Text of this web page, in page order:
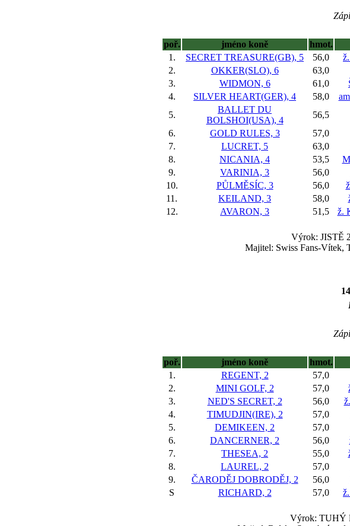
poř.
jméno koně hmot.
1.
SECRET TREASURE(GB), 5 56,0
2.
OKKER(SLO), 6 63,0
3.
WIDMON, 6 61,0
4.
SILVER HEART(GER), 4 58,0
5.
BALLET DU
BOLSHOI(USA), 4
56,5
6.
GOLD RULES, 3 57,0
7.
LUCRET, 5 63,0
8.
NICANIA, 4 53,5
9.
VARINIA, 3 56,0
10.
PŮLMĚSÍC, 3 56,0
11.
KEILAND, 3 58,0
12.
AVARON, 3 51,5 ž.
Výrok: JISTĚ
Majitel: Swiss Fans-Vítek,
poř.
jméno koně hmot.
1.
REGENT, 2 57,0
2.
MINI GOLF, 2 57,0
3.
NED'S SECRET, 2 56,0
4.
TIMUDJIN(IRE), 2 57,0
5.
DEMIKEEN, 2 57,0
6.
DANCERNER, 2 56,0
7.
THESEA, 2 55,0
8.
LAUREL, 2 57,0
9.
ČARODĚJ DOBRODĚJ, 2 56,0
S
RICHARD, 2 57,0
Výrok: TUHÝ